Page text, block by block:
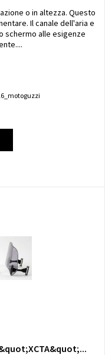
o in altezza. Questo
Il canale dell'aria e
schermo alle esigenze